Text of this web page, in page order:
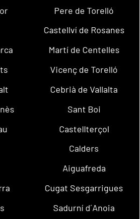
Pere de Torelló
Castellví de Rosanes
Martí de Centelles
Vicenç de Torelló
Cebrià de Vallalta
Sant Boi
Castellterçol
Calders
Aiguafreda
Cugat Sesgarrigues
Sadurní d´Anoia